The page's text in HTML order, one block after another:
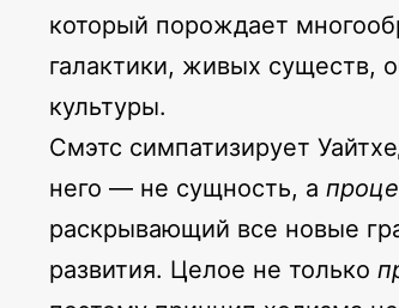
который порождает
галактики, живых существ,
культуры.
Смэтс симпатизирует
него — не сущность, а
раскрывающий все новые
развития. Целое не только